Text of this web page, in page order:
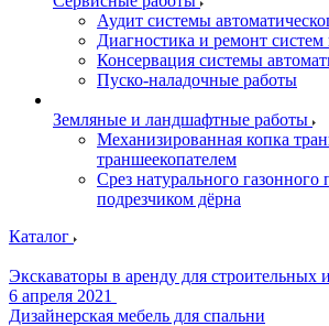
Аудит системы
Диагностика и ремонт систем
Консервация системы
Пуско-наладочные работы
Земляные и ландшафтные работы
Механизированная копка
траншеекопателем
Срез натурального газонного
подрезчиком дёрна
Каталог
Экскаваторы в аренду для строительных
6 апреля 2021
Дизайнерская мебель для спальни